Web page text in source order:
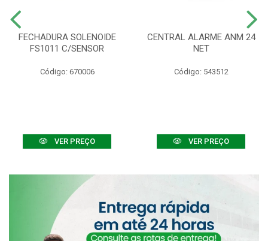
FECHADURA SOLENOIDE
FS1011 C/SENSOR
Código: 670006
VER PREÇO
CENTRAL ALARME ANM 24
NET
Código: 543512
VER PREÇO